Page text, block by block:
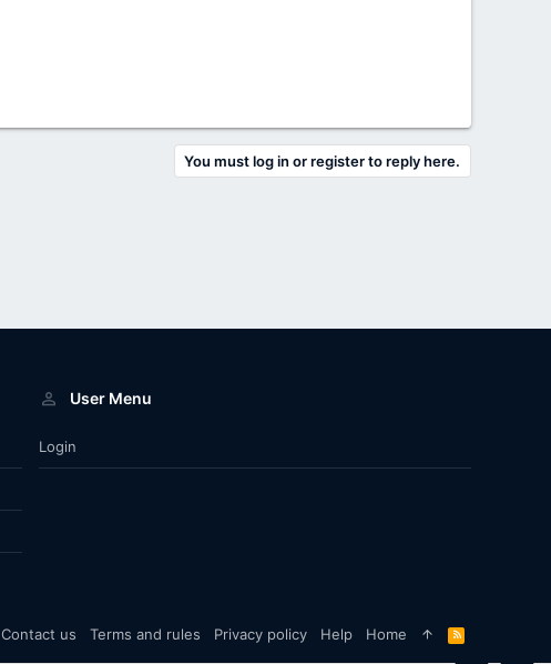
You must log in or register to reply here.
User Menu
Login
Contact us Terms and rules Privacy policy Help Home
R
S